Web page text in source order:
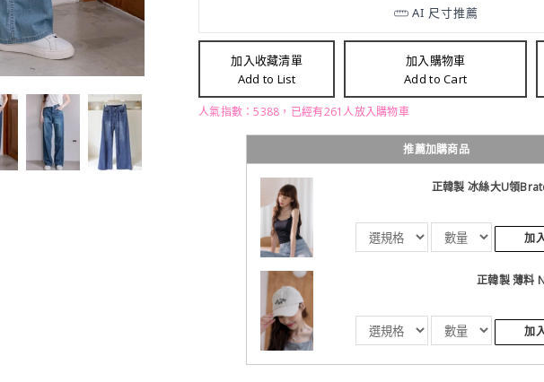
加入收藏清單
Add to List
加入購物車
Add to Cart
人氣指數：5388，已經有261人放入購物車
推薦加購商品
正韓製 冰絲大U領
加
正韓製 薄料
加